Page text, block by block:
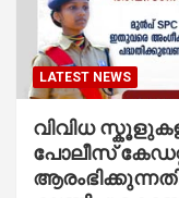
LATEST NEWS
വിവിധ
പോലീസ്